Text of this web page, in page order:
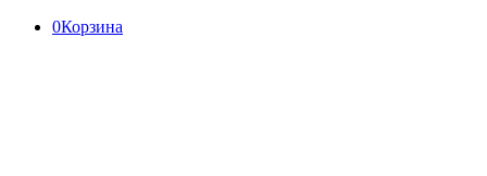
0Корзина